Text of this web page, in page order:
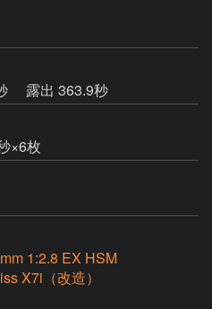
露出 363.9秒
×6枚
1:2.8 EX HSM
X7i（改造）